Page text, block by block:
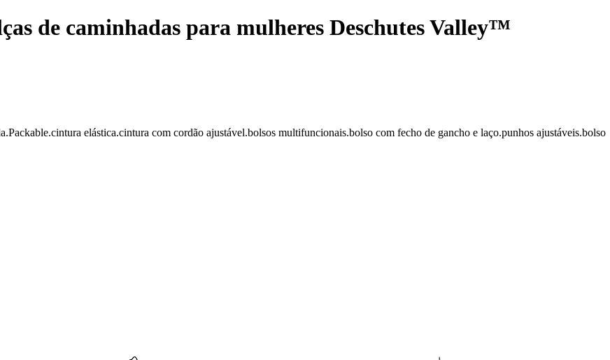
de caminhadas para mulheres Deschutes Valley™
elástica.cintura com cordão ajustável.bolsos multifuncionais.bolso com fecho de gancho e laço.punhos ajustáveis.bolso